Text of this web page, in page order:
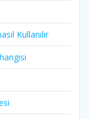
Kullanılır